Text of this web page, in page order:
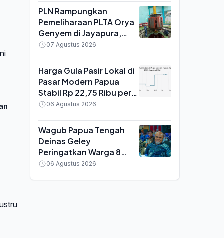
PLN Rampungkan
Pemeliharaan PLTA Orya
Genyem di Jayapura,
Amankan Pasokan 20
Kelistrikan Papua Jelang
HUT ke-81 RI
07 Agustus 2026
Harga Gula Pasir Lokal di
Pasar Modern Papua
Stabil Rp 22,75 Ribu per
Kg, Cabai Rawit Merah
06 Agustus 2026
Wagub Papua Tengah
Deinas Geley
Peringatkan Warga 8
Kabupaten soal Oknum
06 Agustus 2026